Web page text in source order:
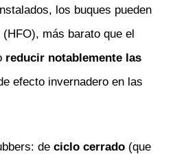
los buques pueden
más barato que el
reducir notablemente las
efecto invernadero en las
de ciclo cerrado (que